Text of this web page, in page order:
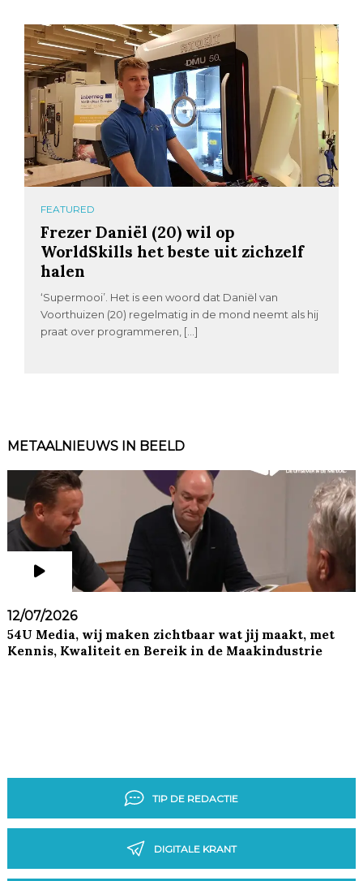
FEATURED
Frezer Daniël (20) wil op
WorldSkills het beste uit zichzelf
halen
‘Supermooi’. Het is een woord dat Daniël van
Voorthuizen (20) regelmatig in de mond neemt als hij
praat over programmeren, […]
METAALNIEUWS IN BEELD
12/07/2026
54U Media, wij maken zichtbaar wat jij maakt, met
Kennis, Kwaliteit en Bereik in de Maakindustrie
TIP DE REDACTIE
DIGITALE KRANT